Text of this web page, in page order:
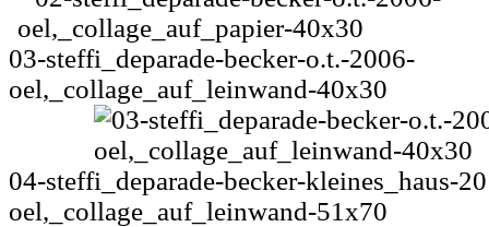
03-steffi_deparade-becker-o.t.-2006-
oel,_collage_auf_leinwand-40x30
04-steffi_deparade-becker-kleines_haus-
oel,_collage_auf_leinwand-51x70